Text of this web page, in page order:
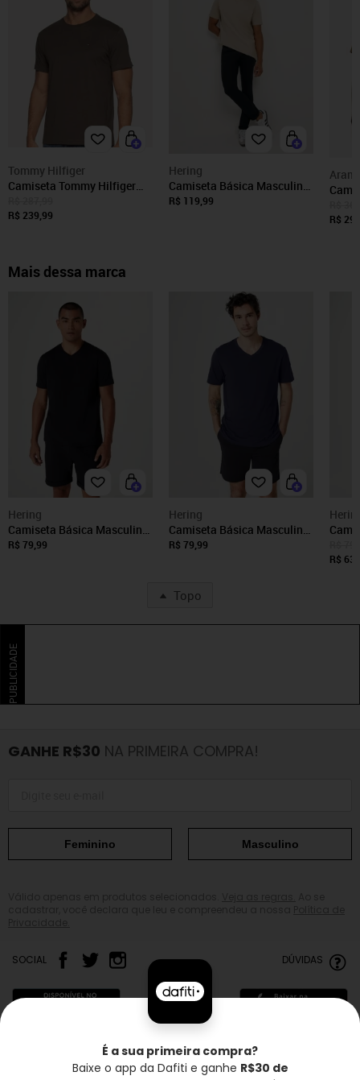
Tommy Hilfiger
Camiseta Tommy Hilfiger
Marrom
R$ 239,99
Hering
Camiseta Básica Masculina
Manga Curta Areia
R$ 119,99
R$
Mais dessa marca
Hering
Camiseta Básica Masculina
Manga Curta Com Decote V
R$ 79,99
Hering
Camiseta Básica Masculina
Manga Curta Com Decote V
R$ 79,99
R$
Topo
PUBLICIDADE
GANHE R$30 NA PRIMEIRA COMPRA!
Feminino Masculino
SOCIAL DÚVIDAS
Frete grátis* Troca grátis Entrega rápida
É a sua primeira compra?
Baixe o app da Dafiti e ganhe R$30 de